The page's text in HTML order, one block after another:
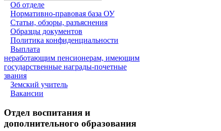
Об отделе
Нормативно-правовая база ОУ
Статьи, обзоры, разъяснения
Образцы документов
Политика конфиденциальности
Выплата
неработающим пенсионерам, имеющим
государственные награды-почетные
звания
Земский учитель
Вакансии
Отдел воспитания и
дополнительного образования